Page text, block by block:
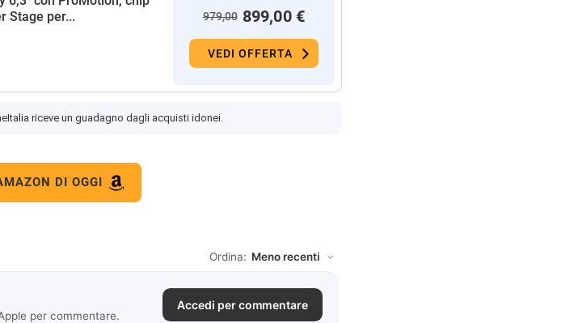
Stage per...
979,00 899,00 €
VEDI OFFERTA
riceve un guadagno dagli acquisti idonei.
DI OGGI
Ordina:
per commentare.
Accedi per commentare